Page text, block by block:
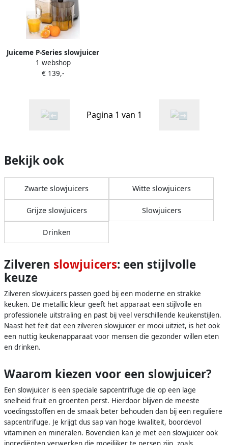
Juiceme P-Series slowjuicer
Zilver
1 webshop
€ 139,-
Pagina 1 van 1
Bekijk ook
Zwarte slowjuicers Witte slowjuicers
Grijze slowjuicers Slowjuicers
Drinken
Zilveren slowjuicers: een stijlvolle
keuze
Zilveren slowjuicers passen goed bij een moderne en strakke
keuken. De metallic kleur geeft het apparaat een stijlvolle en
professionele uitstraling en past bij veel verschillende keukenstijlen.
Naast het feit dat een zilveren slowjuicer er mooi uitziet, is het ook
een nuttig keukenapparaat voor mensen die gezonder willen eten
en drinken.
Waarom kiezen voor een slowjuicer?
Een slowjuicer is een speciale sapcentrifuge die op een lage
snelheid fruit en groenten perst. Hierdoor blijven de meeste
voedingsstoffen en de smaak beter behouden dan bij een reguliere
sapcentrifuge. Je krijgt dus sap van hoge kwaliteit, boordevol
vitaminen en mineralen. Bovendien kan je met een slowjuicer ook